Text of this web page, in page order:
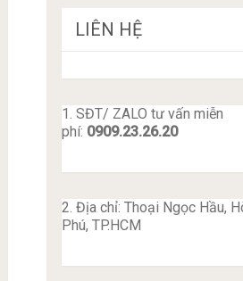
LIÊN HỆ
1. SĐT/ ZALO tư vấn miễn
phí: 0909.23.26.20
2. Địa chỉ: Thoại Ngọc Hầu,
Phú, TP.HCM